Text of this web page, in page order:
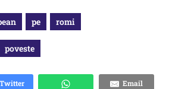
pe romi
poveste
Twitter
Email